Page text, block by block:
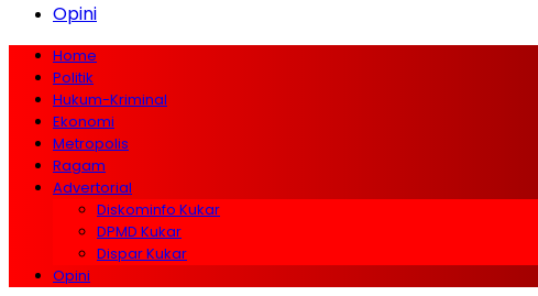
Opini
Home
Politik
Hukum-Kriminal
Ekonomi
Metropolis
Ragam
Advertorial
Diskominfo Kukar
DPMD Kukar
Dispar Kukar
Opini